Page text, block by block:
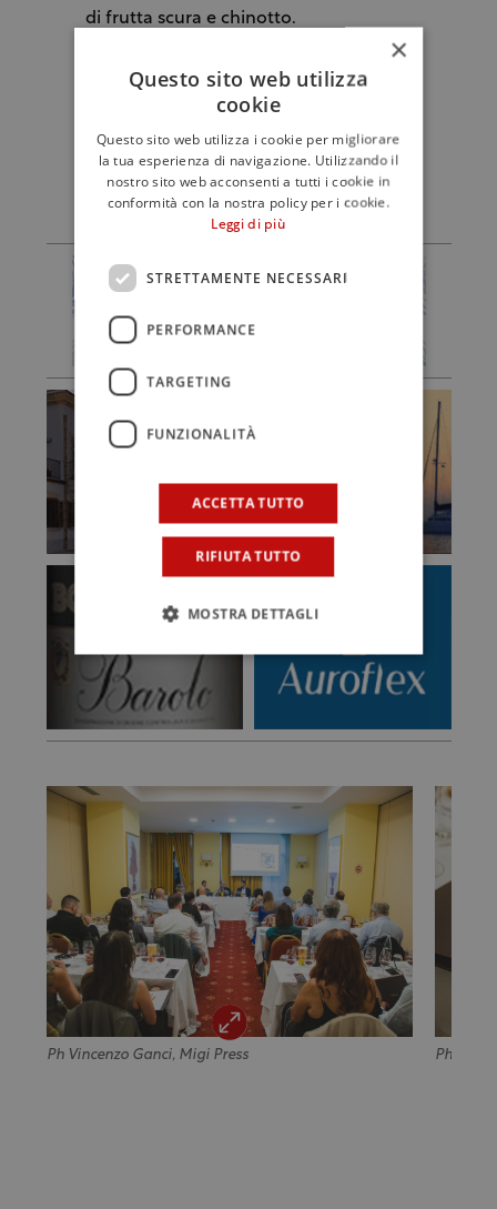
di frutta scura e chinotto.
È l’annata attualmente in commercio.
Simile alla 2016, al naso cassis e ribes.
Bel rapporto tra acidità e tannino.
Ph Vincenzo Ganci, Migi Press Ph
×
Questo sito web utilizza
cookie
Questo sito web utilizza i cookie per migliorare
la tua esperienza di navigazione. Utilizzando il
nostro sito web acconsenti a tutti i cookie in
conformità con la nostra policy per i cookie.
Leggi di più
STRETTAMENTE NECESSARI
PERFORMANCE
TARGETING
FUNZIONALITÀ
ACCETTA TUTTO
RIFIUTA TUTTO
MOSTRA DETTAGLI